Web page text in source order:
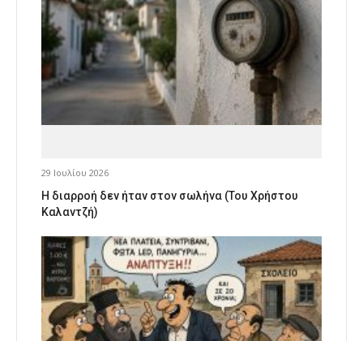
29 Ιουλίου 2026
Η διαρροή δεν ήταν στον σωλήνα (Του Χρήστου
Καλαντζή)